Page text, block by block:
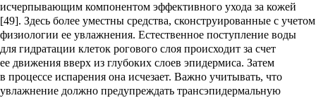
исчерпывающим компонентом эффективного ухода за кожей
[49]. Здесь более уместны средства, сконструированные с учетом
физиологии ее увлажнения. Естественное поступление воды
для гидратации клеток рогового слоя происходит за счет
ее движения вверх из глубоких слоев эпидермиса. Затем
в процессе испарения она исчезает. Важно учитывать, что
увлажнение должно предупреждать трансэпидермальную